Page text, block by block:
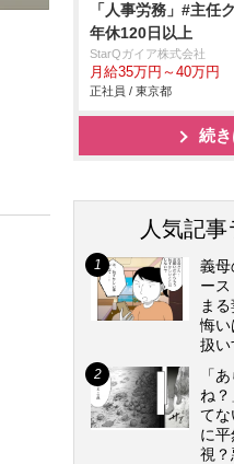
「人事労務」#主任
年休120日以上
StarQガイア株式会社
月給35万円～40万円
正社員 / 東京都
続
人気記
義母
ー
ま
悔い
扱い
「
ね
て
に
視？